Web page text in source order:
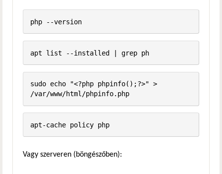
php --version
apt list --installed | grep ph
sudo echo "<?php phpinfo();?>" >
/var/www/html/phpinfo.php
apt-cache policy php
Vagy szerveren (böngészőben):